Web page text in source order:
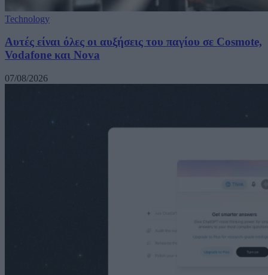
Technology
Αυτές είναι όλες οι αυξήσεις του παγίου σε Cosmote,
Vodafone και Nova
07/08/2026